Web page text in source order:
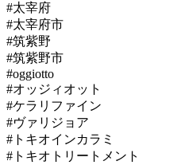
#太宰府
#太宰府市
#筑紫野
#筑紫野市
#oggiotto
#オッジィオット
#ケラリファイン
#ヴァリジョア
#トキオインカラミ
#トキオトリートメント